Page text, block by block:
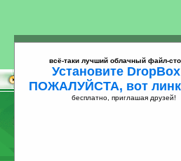
всё-таки лучший облачный файл-
Установите
ПОЖАЛУЙСТА, вот
бесплатно, приглашая друзей!